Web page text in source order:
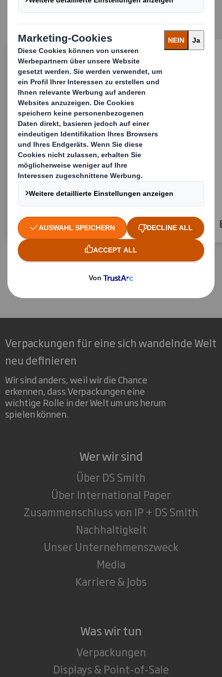
Verpackungslösungen
Liquid Packaging
Verpackungen für eine sich wandelnde Welt
neu definieren
Wir sind anders, weil wir die Chance
erkennen, dass Verpackungen eine
wichtige Rolle in der Welt um uns herum
spielen können.
Wer wir sind
Über DS Smith
Über International Paper
Zusammenschluss von IP + DS Smith
Nachhaltigkeit
Unser Unternehmenszweck
Media
Karriere & Jobs
Was wir tun
Verpackungen
Displays & Point-of-Sale